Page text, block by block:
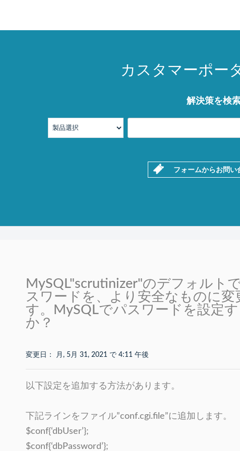
カスタマーポー
解決策を検
フォームからお問い
MySQL"scrutinizer"のデフォルト
スワードを、より安全なものに変
す。MySQLでパスワードを設定
か？
変更日： 月, 5月 31, 2021 で 4:11 午後
以下設定を追加する方法があります。
下記ラインをファイル”conf.cgi.file”に追加します。
$conf{‘dbUser’};
$conf{‘dbPassword’};